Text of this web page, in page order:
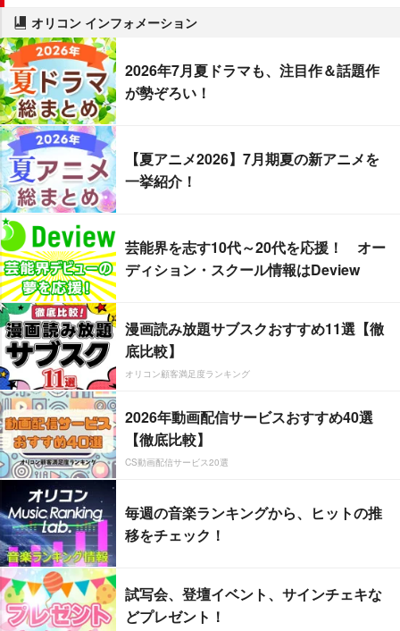
オリコン インフォメーション
2026年7月夏ドラマも、注目作＆話題作
が勢ぞろい！
【夏アニメ2026】7月期夏の新アニメを
一挙紹介！
芸能界を志す10代～20代を応援！ オー
ディション・スクール情報はDeview
漫画読み放題サブスクおすすめ11選【徹
底比較】
オリコン顧客満足度ランキング
2026年動画配信サービスおすすめ40選
【徹底比較】
CS動画配信サービス20選
毎週の音楽ランキングから、ヒットの推
移をチェック！
試写会、登壇イベント、サインチェキな
どプレゼント！